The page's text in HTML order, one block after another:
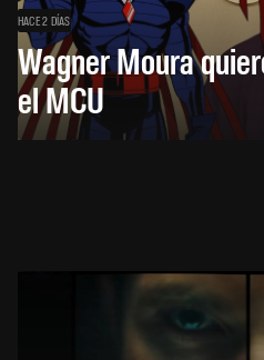
HACE 2 DÍAS
Wagner Moura
el MCU